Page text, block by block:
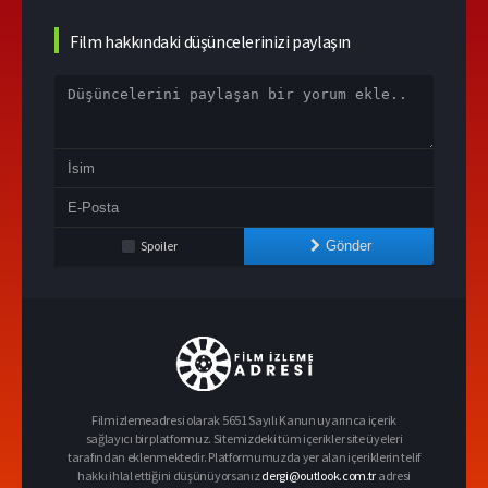
Film hakkındaki düşüncelerinizi paylaşın
Spoiler Gönder
Filmizlemeadresi olarak 5651 Sayılı Kanun uyarınca içerik
sağlayıcı bir platformuz. Sitemizdeki tüm içerikler site üyeleri
tarafından eklenmektedir. Platformumuzda yer alan içeriklerin telif
hakkı ihlal ettiğini düşünüyorsanızdergi@outlook.com.tr adresi